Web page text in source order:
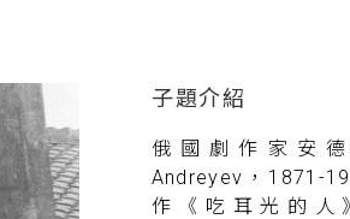
俄國劇作家安
Andreyev，1871-
作《吃耳光的人